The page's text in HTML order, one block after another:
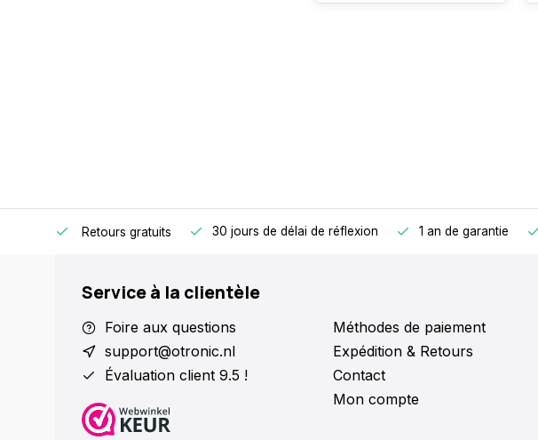
Retours gratuits 30 jours de délai de réflexion 1 an de garantie
Service à la clientèle
Foire aux questions
support@otronic.nl
Évaluation client 9.5 !
Méthodes de paiement
Expédition & Retours
Contact
Mon compte